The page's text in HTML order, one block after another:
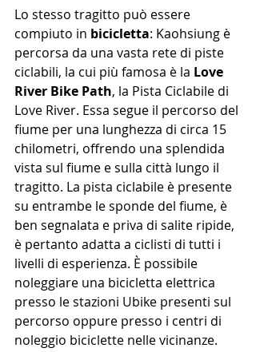
Lo stesso tragitto può essere
compiuto in bicicletta: Kaohsiung è
percorsa da una vasta rete di piste
ciclabili, la cui più famosa è la Love
River Bike Path, la Pista Ciclabile di
Love River. Essa segue il percorso del
fiume per una lunghezza di circa 15
chilometri, offrendo una splendida
vista sul fiume e sulla città lungo il
tragitto. La pista ciclabile è presente
su entrambe le sponde del fiume, è
ben segnalata e priva di salite ripide,
è pertanto adatta a ciclisti di tutti i
livelli di esperienza. È possibile
noleggiare una bicicletta elettrica
presso le stazioni Ubike presenti sul
percorso oppure presso i centri di
noleggio biciclette nelle vicinanze.